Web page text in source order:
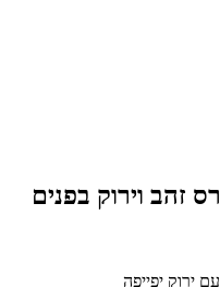
וירוק בפנים
יפייפה